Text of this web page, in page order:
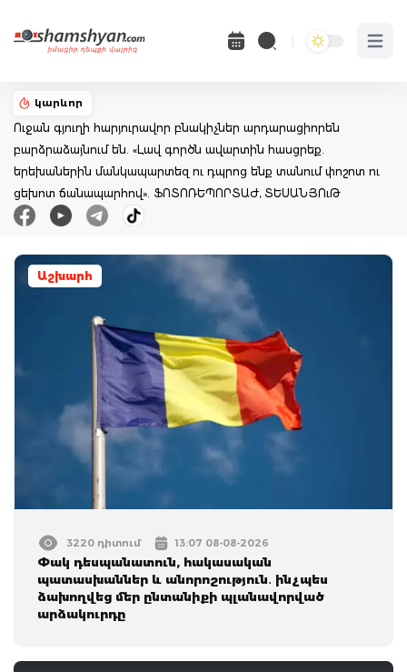
Open
կարևոր
Ուջան գյուղի հարյուրավոր բնակիչներ արդարացիորեն
բարձրաձայնում են. «Լավ գործն ավարտին հասցրեք.
երեխաներին մանկապարտեզ ու դպրոց ենք տանում փոշոտ ու
ցեխոտ ճանապարհով». ՖՈՏՈՌԵՊՈՐՏԱԺ, ՏԵՍԱՆՅՈւԹ
Աշխարհ
3220 դիտում 13:07 08-08-2026
Փակ դեսպանատուն, հակասական
պատասխաններ և անորոշություն․ ինչպես
ձախողվեց մեր ընտանիքի պլանավորված
արձակուրդը